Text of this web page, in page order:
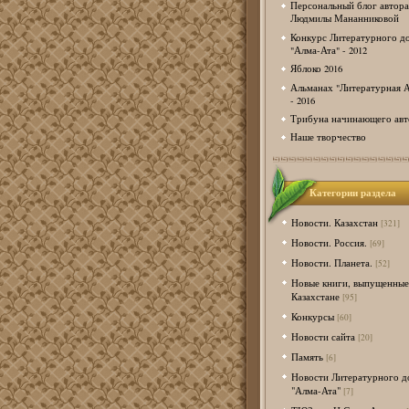
Персональный блог
Людмилы Мананниковой
Конкурс Литературного
"Алма-Ата" - 2012
Яблоко 2016
Альманах "Литературная
- 2016
Трибуна начинающего
Наше творчество
Категории раздела
Новости. Казахстан [321]
Новости. Россия. [69]
Новости. Планета. [52]
Новые книги,
Казахстане [95]
Конкурсы [60]
Новости сайта [20]
Память [6]
Новости Литературного
"Алма-Ата" [7]